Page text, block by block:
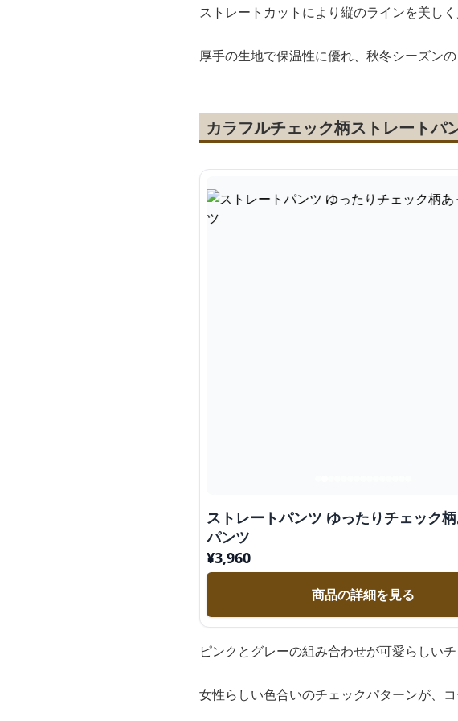
ストレートカットにより縦のラインを美し
厚手の生地で保温性に優れ、秋冬シーズン
カラフルチェック柄ストレートパ
ストレートパンツ ゆったりチェック
パンツ
¥3,960
商品の詳細を見る
ピンクとグレーの組み合わせが可愛らしい
女性らしい色合いのチェックパターンが、